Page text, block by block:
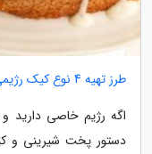
طرز تهیه 4 نوع کیک رژیمی؛ فوق العاده کم چرب
اگه رژیم خاصی دارید
دستور پخت شیرینی و